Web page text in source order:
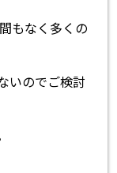
もなく多くの
いのでご検討